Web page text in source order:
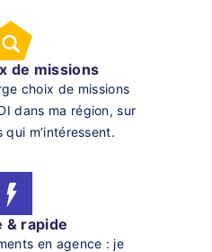
de missions
choix de missions
dans ma région, sur
m’intéressent.
& rapide
en agence : je